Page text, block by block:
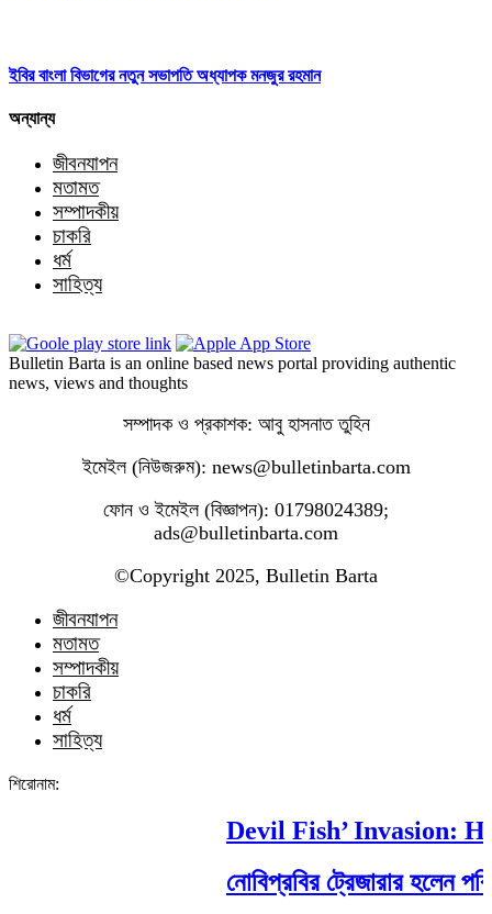
ইবির বাংলা বিভাগের নতুন সভাপতি অধ্যাপক মনজুর রহমান
অন্যান্য
জীবনযাপন
মতামত
সম্পাদকীয়
চাকরি
ধর্ম
সাহিত্য
Bulletin Barta is an online based news portal providing authentic
news, views and thoughts
সম্পাদক ও প্রকাশক: আবু হাসনাত তুহিন
ইমেইল (নিউজরুম): news@bulletinbarta.com
ফোন ও ইমেইল (বিজ্ঞাপন): 01798024389;
ads@bulletinbarta.com
©️Copyright 2025, Bulletin Barta
জীবনযাপন
মতামত
সম্পাদকীয়
চাকরি
ধর্ম
সাহিত্য
শিরোনাম:
Devil Fish’ Invasion:
নোবিপ্রবির ট্রেজারার হলেন